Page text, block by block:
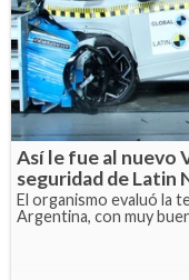
Así le fue al nuevo
seguridad de Latin
El organismo evaluó la
Argentina, con muy